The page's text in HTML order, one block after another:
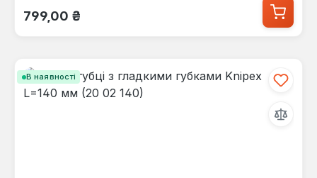
Звичайна ціна:
799,00 ₴
В наявності